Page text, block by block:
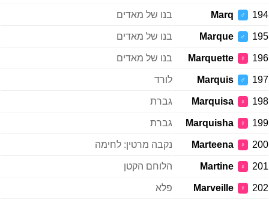
194
♂
Marq בנו של מאדים
195
♂
Marque בנו של מאדים
196
♀
Marquette בנו של מאדים
197
♂
Marquis לורד
198
♀
Marquisa גברת
199
♀
Marquisha גברת
200
♀
Marteena נקבה מרטין: לחימה
201
♀
Martine הלוחם הקטן
202
♀
Marveille פלא